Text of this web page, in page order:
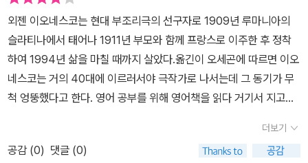
솔직히 어느 정도는 작품 해설이 궁금해, 인내심을 가지고 끝까지 읽
었다고도 할 수 있다. 뭐 작품 해설을 읽어도, 그닥 공감되지는 않더라
만. 울 신랑 표현을 좀 빌리자면, 이건 부조리극의 '삭힌 홍어' 같은 작
품인가? 그 맛을 좀 안다는 사람들은 열광하지만, 못 먹는 사람들은
식겁하는. 그렇다면 <수업>이나 <의자> 는, 좀 덜 삭힌 홍어처럼, 나
같은 초보도 대충 그 맛이 뭔지 좀 알 것 같은 느낌이었다. 의사소통의
부재로 인한 인간 관계 단절과, 사람을 죽일 수도 있는 언어의 폭력성,
언어의 무의미함 같은 것들을 이야기 하고 싶었구나 하는 작가의 의
외젠 이오네스코는 현대 부조리극의 선구자로 1909년 루마니아의
슬라티나에서 태어나 1911년 부모와 함께 프랑스로 이주한 후 정착
하여 1994년 삶을 마칠 때까지 살았다.옮긴이 오세곤에 따르면 이오
네스코는 거의 40대에 이르러서야 극작가로 나서는데 그 동기가 무
척 엉뚱했다고 한다. 영어 공부를 위해 영어책을 읽다 거기서 지고의
놓고 보니 전혀 생명이 없는 죽은 말들에 불과하다는 사실을 발견했
다는 것이다. 이에 초기 삼부작인 <대머리 여가수(1950년 초연)>,
더보기
공감 (0) 댓글 (0)